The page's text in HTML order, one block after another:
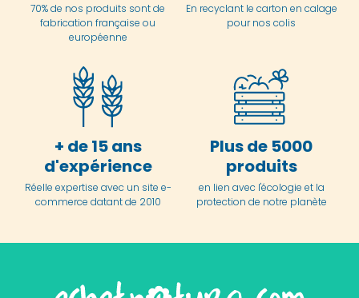
70% de nos produits sont de
fabrication française ou
européenne
En recyclant le carton en calage
pour nos colis
+ de 15 ans
d'expérience
Réelle expertise avec un site e-
commerce datant de 2010
Plus de 5000
produits
en lien avec l'écologie et la
protection de notre planète